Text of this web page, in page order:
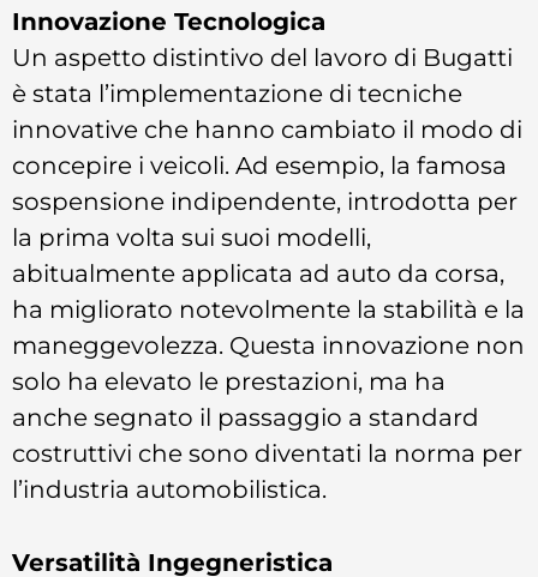
Innovazione Tecnologica
Un aspetto distintivo del lavoro di Bugatti
è stata l’implementazione di tecniche
innovative che hanno cambiato il modo di
concepire i veicoli. Ad esempio, la famosa
sospensione indipendente, introdotta per
la prima volta sui suoi modelli,
abitualmente applicata ad auto da corsa,
ha migliorato notevolmente la stabilità e la
maneggevolezza. Questa innovazione non
solo ha elevato le prestazioni, ma ha
anche segnato il passaggio a standard
costruttivi che sono diventati la norma per
l’industria automobilistica.
Versatilità Ingegneristica